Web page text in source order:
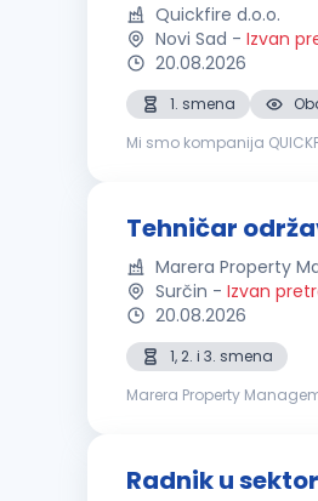
Quickfire d.o.o.
Novi Sad - Izvan
20.08.2026
1. smena
Mi smo kompanija
Tehničar
Marera Property
Surčin - Izvan
20.08.2026
1, 2. i 3. smena
Marera Property
Radnik u